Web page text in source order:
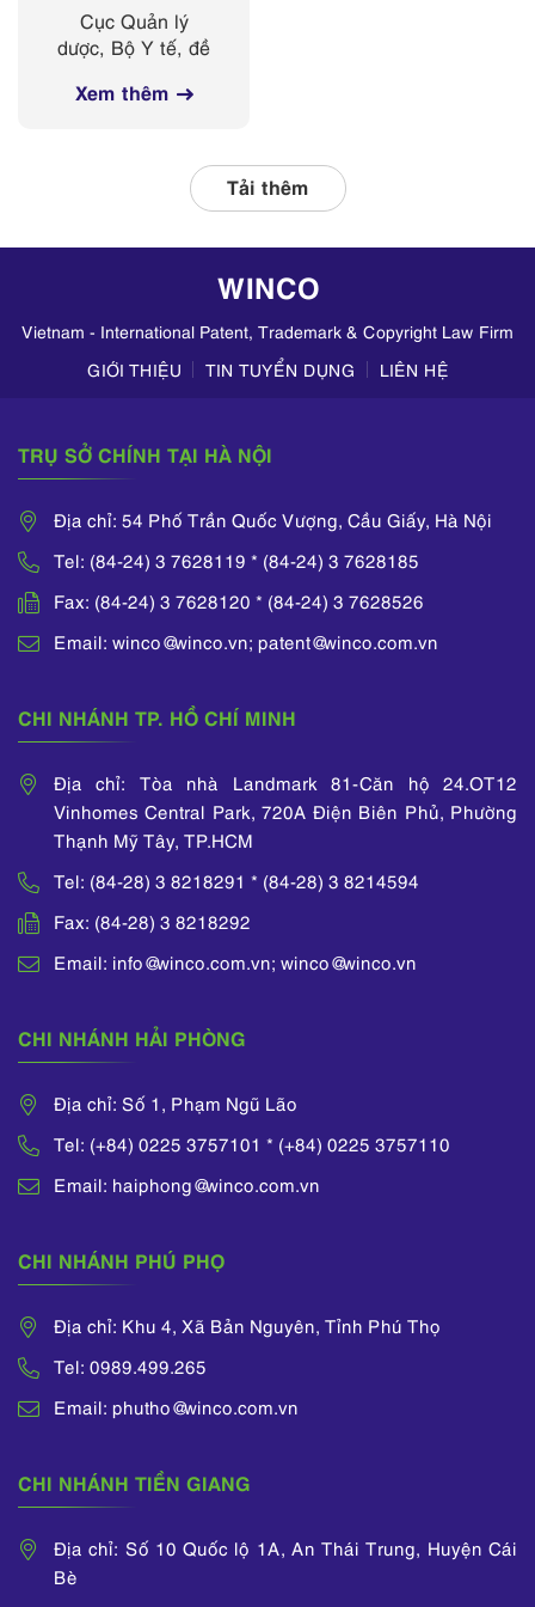
động kinh doanh
mỹ phẩm trên
các nền tảng
mạng xã hội
Cục Quản lý
dược, Bộ Y tế, đề
tỉnh, thành phố
liên quan, tập
trung kiểm tra
Xem thêm
Tải thêm
WINCO
Vietnam - International Patent, Trademark & Copyright Law Firm
GIỚI THIỆU
TIN TUYỂN DỤNG LIÊN HỆ
TRỤ SỞ CHÍNH TẠI HÀ NỘI
Địa chỉ: 54 Phố Trần Quốc Vượng, Cầu Giấy, Hà Nội
Tel: (84-24) 3 7628119 * (84-24) 3 7628185
Fax: (84-24) 3 7628120 * (84-24) 3 7628526
Email: winco@winco.vn; patent@winco.com.vn
CHI NHÁNH TP. HỒ CHÍ MINH
Địa chỉ: Tòa nhà Landmark 81-Căn hộ 24.OT12
Vinhomes Central Park, 720A Điện Biên Phủ, Phường
Thạnh Mỹ Tây, TP.HCM
Tel: (84-28) 3 8218291 * (84-28) 3 8214594
Fax: (84-28) 3 8218292
Email: info@winco.com.vn; winco@winco.vn
CHI NHÁNH HẢI PHÒNG
Địa chỉ: Số 1, Phạm Ngũ Lão
Tel: (+84) 0225 3757101 * (+84) 0225 3757110
Email: haiphong@winco.com.vn
CHI NHÁNH PHÚ PHỌ
Địa chỉ: Khu 4, Xã Bản Nguyên, Tỉnh Phú Thọ
Tel: 0989.499.265
Email: phutho@winco.com.vn
CHI NHÁNH TIỀN GIANG
Địa chỉ: Số 10 Quốc lộ 1A, An Thái Trung, Huyện Cái
Bè